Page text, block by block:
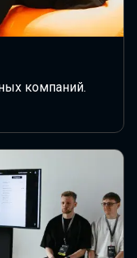
компаний.